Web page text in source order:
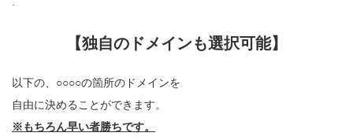
【独自のドメインも選択可能】
以下の、○○○○の箇所のドメインを
自由に決めることができます。
※もちろん早い者勝ちです。